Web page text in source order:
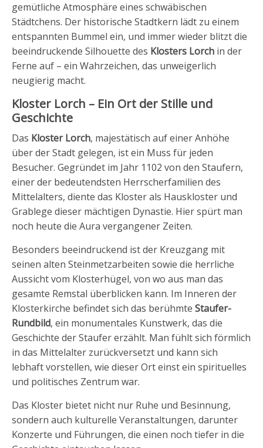
gemütliche Atmosphäre eines schwäbischen
Städtchens. Der historische Stadtkern lädt zu einem
entspannten Bummel ein, und immer wieder blitzt die
beeindruckende Silhouette des Klosters Lorch in der
Ferne auf – ein Wahrzeichen, das unweigerlich
neugierig macht.
Kloster Lorch – Ein Ort der Stille und
Geschichte
Das Kloster Lorch, majestätisch auf einer Anhöhe
über der Stadt gelegen, ist ein Muss für jeden
Besucher. Gegründet im Jahr 1102 von den Staufern,
einer der bedeutendsten Herrscherfamilien des
Mittelalters, diente das Kloster als Hauskloster und
Grablege dieser mächtigen Dynastie. Hier spürt man
noch heute die Aura vergangener Zeiten.
Besonders beeindruckend ist der Kreuzgang mit
seinen alten Steinmetzarbeiten sowie die herrliche
Aussicht vom Klosterhügel, von wo aus man das
gesamte Remstal überblicken kann. Im Inneren der
Klosterkirche befindet sich das berühmte Staufer-
Rundbild, ein monumentales Kunstwerk, das die
Geschichte der Staufer erzählt. Man fühlt sich förmlich
in das Mittelalter zurückversetzt und kann sich
lebhaft vorstellen, wie dieser Ort einst ein spirituelles
und politisches Zentrum war.
Das Kloster bietet nicht nur Ruhe und Besinnung,
sondern auch kulturelle Veranstaltungen, darunter
Konzerte und Führungen, die einen noch tiefer in die